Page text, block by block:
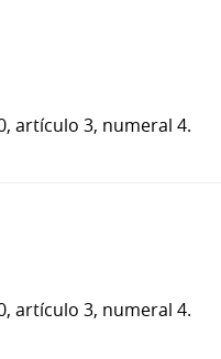
artículo 3, numeral 4.
artículo 3, numeral 4.